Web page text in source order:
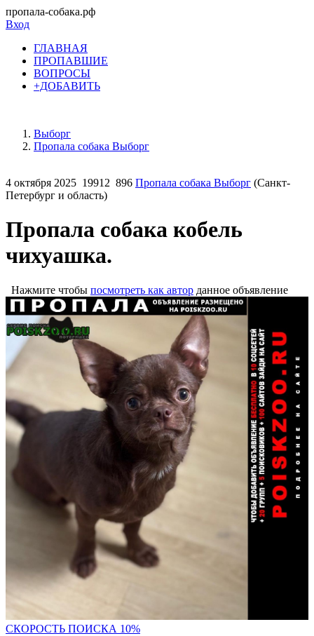
пропала-собака.рф
Вход
ГЛАВНАЯ
ПРОПАВШИЕ
ВОПРОСЫ
+ДОБАВИТЬ
Выборг
Пропала собака Выборг
4 октября 2025 19912 896 Пропала собака Выборг (Санкт-
Петербург и область)
Пропала собака кобель
чихуашка.
Нажмите чтобы посмотреть как автор данное объявление
СКОРОСТЬ ПОИСКА 10%